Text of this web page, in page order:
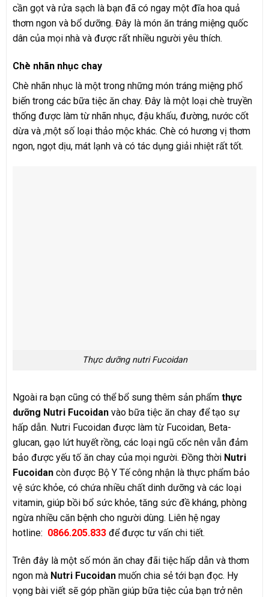
cần gọt và rửa sạch là bạn đã có ngay một đĩa hoa quả
thơm ngon và bổ dưỡng. Đây là món ăn tráng miệng quốc
dân của mọi nhà và được rất nhiều người yêu thích.
Chè nhãn nhục chay
Chè nhãn nhục là một trong những món tráng miệng phổ
biến trong các bữa tiệc ăn chay. Đây là một loại chè truyền
thống được làm từ nhãn nhục, đậu khấu, đường, nước cốt
dừa và ,một số loại thảo mộc khác. Chè có hương vị thơm
ngon, ngọt dịu, mát lạnh và có tác dụng giải nhiệt rất tốt.
Thực dưỡng nutri Fucoidan
Ngoài ra bạn cũng có thể bổ sung thêm sản phẩm thực
dưỡng Nutri Fucoidan vào bữa tiệc ăn chay để tạo sự
hấp dẫn. Nutri Fucoidan được làm từ Fucoidan, Beta-
glucan, gạo lứt huyết rồng, các loại ngũ cốc nên vẫn đảm
bảo được yếu tố ăn chay của mọi người. Đồng thời Nutri
Fucoidancòn được Bộ Y Tế công nhận là thực phẩm bảo
vệ sức khỏe, có chứa nhiều chất dinh dưỡng và các loại
vitamin, giúp bồi bổ sức khỏe, tăng sức đề kháng, phòng
ngừa nhiều căn bệnh cho người dùng. Liên hệ ngay
hotline: 0866.205.833để được tư vấn chi tiết.
Trên đây là một số món ăn chay đãi tiệc hấp dẫn và thơm
ngon mà Nutri Fucoidanmuốn chia sẻ tới bạn đọc. Hy
vọng bài viết sẽ góp phần giúp bữa tiệc của bạn trở nên